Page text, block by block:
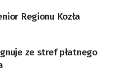
Regionu Kozła
ze stref płatnego